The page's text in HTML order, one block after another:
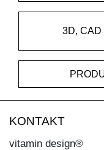
3D, CAD
KONTAKT
vitamin design®